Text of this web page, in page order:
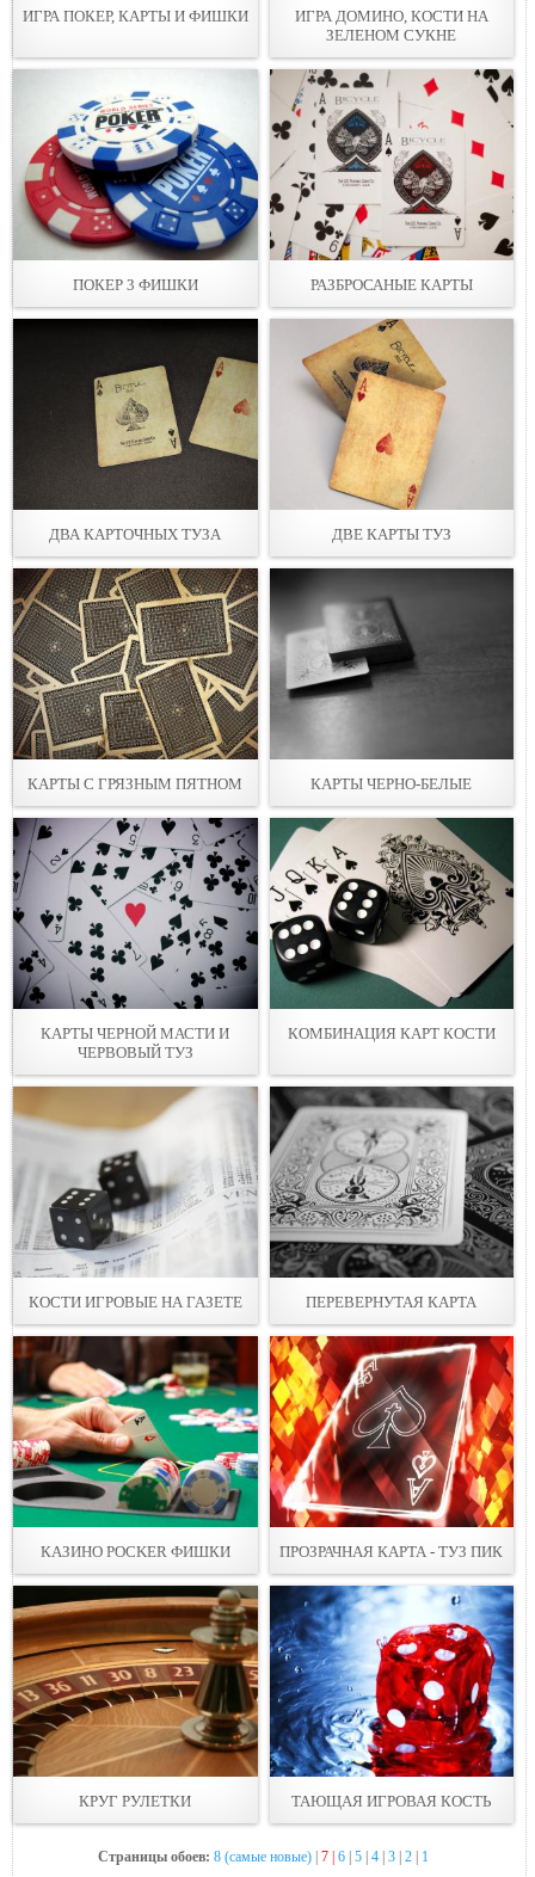
ИГРА ПОКЕР, КАРТЫ И ФИШКИ
ИГРА ДОМИНО, КОСТИ НА
ЗЕЛЕНОМ СУКНЕ
ПОКЕР 3 ФИШКИ РАЗБРОСАНЫЕ КАРТЫ
ДВА КАРТОЧНЫХ ТУЗА ДВЕ КАРТЫ ТУЗ
КАРТЫ С ГРЯЗНЫМ ПЯТНОМ КАРТЫ ЧЕРНО-БЕЛЫЕ
КАРТЫ ЧЕРНОЙ МАСТИ И
ЧЕРВОВЫЙ ТУЗ
КОМБИНАЦИЯ КАРТ КОСТИ
КОСТИ ИГРОВЫЕ НА ГАЗЕТЕ ПЕРЕВЕРНУТАЯ КАРТА
КАЗИНО POCKER ФИШКИ ПРОЗРАЧНАЯ КАРТА - ТУЗ ПИК
КРУГ РУЛЕТКИ ТАЮЩАЯ ИГРОВАЯ КОСТЬ
Страницы обоев: 8 (самые новые) 7 | 6 5 4 3 2 1